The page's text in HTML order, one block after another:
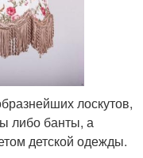
лоскутов,
либо банты, а
детской одежды.